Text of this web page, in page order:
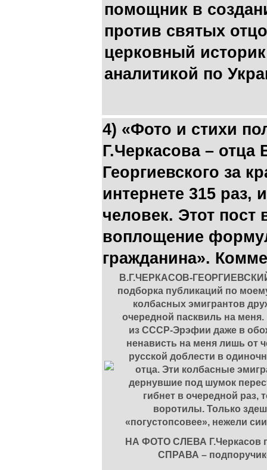
помощник в
против святых
церковный
аналитикой по
4) «Фото и стихи
Г.Черкасова – отца
Георгиевского за
интернете 315 раз,
человек. Этот пост
воплощение
гражданина».
В.Г.ЧЕРКАСОВ-
подборка публикаций по
колбасных эмигрантов
очередной пасквиль на
из СССР-Эрэфии даже в
ненависть на меня лишь от
русской доблести в
отца. Эти колбасные
дернувшие под шумок
гибнет в очередной раз,
воротилы. Только
«погустопсовее», нежели
НА ФОТО СЛЕВА Г.Черкасов
СПРАВА –